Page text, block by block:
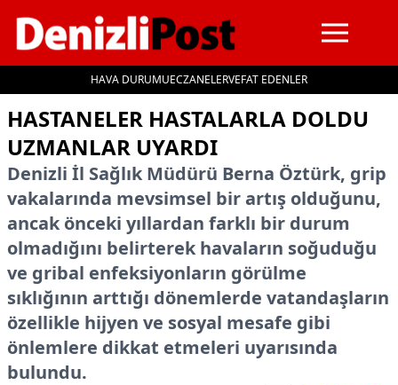
HAVA DURUMUECZANELERVEFAT EDENLER
HASTANELER HASTALARLA DOLDU
UZMANLAR UYARDI
Denizli İl Sağlık Müdürü Berna Öztürk, grip
vakalarında mevsimsel bir artış olduğunu,
ancak önceki yıllardan farklı bir durum
olmadığını belirterek havaların soğuduğu
ve gribal enfeksiyonların görülme
sıklığının arttığı dönemlerde vatandaşların
özellikle hijyen ve sosyal mesafe gibi
önlemlere dikkat etmeleri uyarısında
bulundu.